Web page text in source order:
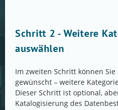
Schritt 2 - Weitere
auswählen
Im zweiten Schritt können
gewünscht – weitere
Dieser Schritt ist optional,
Katalogisierung des